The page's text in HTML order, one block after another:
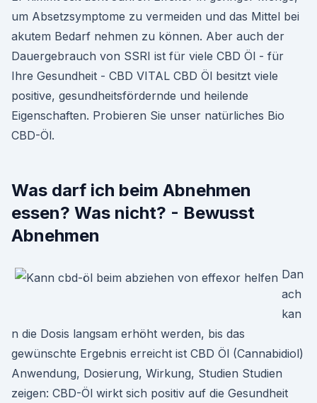
um Absetzsymptome zu vermeiden und das Mittel bei
akutem Bedarf nehmen zu können. Aber auch der
Dauergebrauch von SSRI ist für viele CBD Öl - für
Ihre Gesundheit - CBD VITAL CBD Öl besitzt viele
positive, gesundheitsfördernde und heilende
Eigenschaften. Probieren Sie unser natürliches Bio
CBD-Öl.
Was darf ich beim Abnehmen
essen? Was nicht? - Bewusst
Abnehmen
Dan
ach
kan
n die Dosis langsam erhöht werden, bis das
gewünschte Ergebnis erreicht ist CBD Öl (Cannabidiol)
Anwendung, Dosierung, Wirkung, Studien Studien
zeigen: CBD-Öl wirkt sich positiv auf die Gesundheit